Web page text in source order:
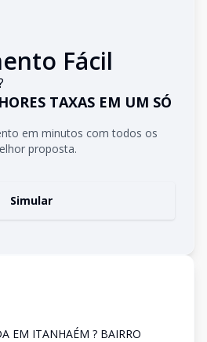
Fácil
TAXAS EM UM SÓ
em minutos com todos os
proposta.
Simular
EM ITANHAÉM ? BAIRRO